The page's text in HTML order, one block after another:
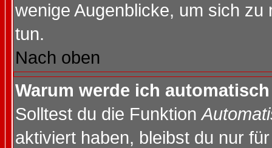
wenige Augenblicke, um sich
tun.
Nach oben
Warum werde ich
Solltest du die Funktion
aktiviert haben, bleibst du nur